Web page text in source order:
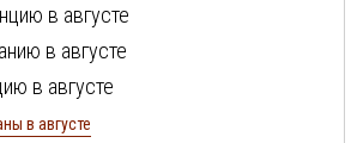
в августе
в августе
в августе
в августе
в августе